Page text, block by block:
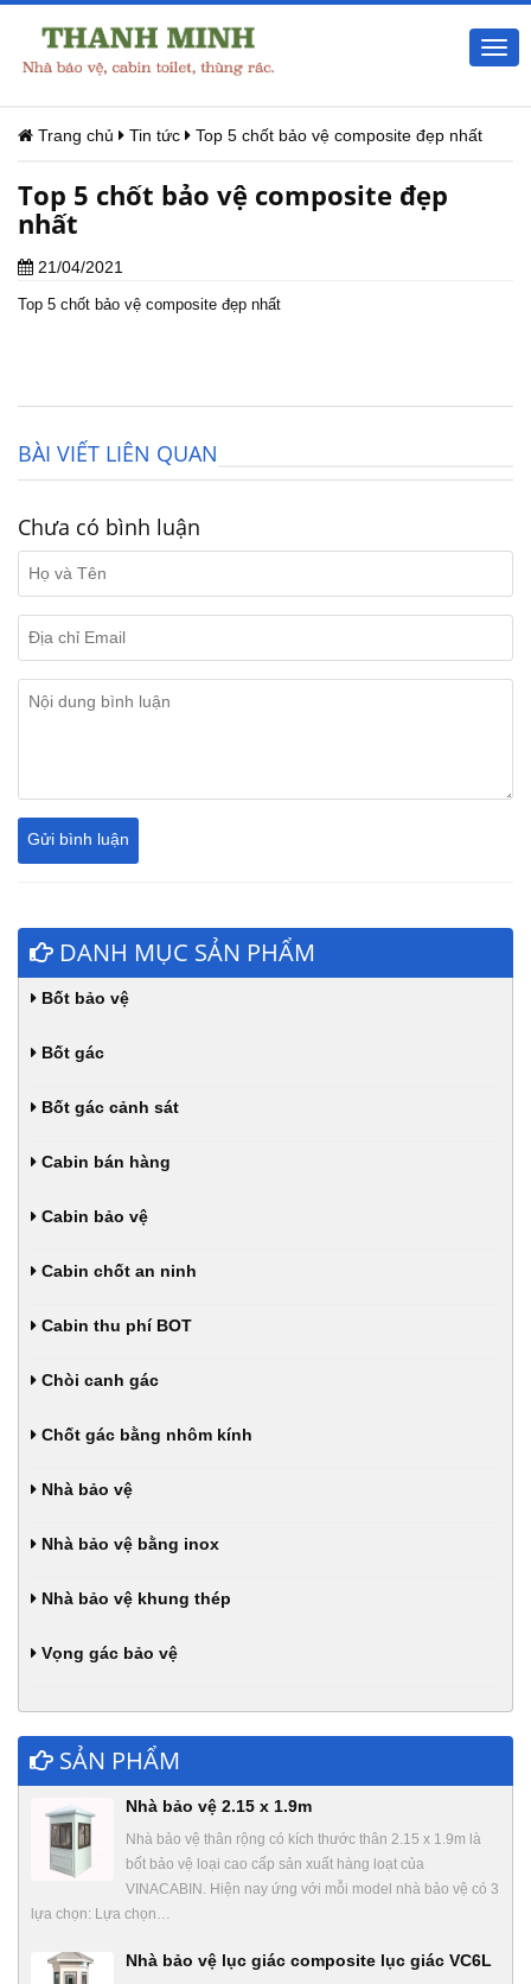
Trang chủ Tin tức Top 5 chốt bảo vệ composite đẹp nhất
Top 5 chốt bảo vệ composite đẹp
nhất
21/04/2021
Top 5 chốt bảo vệ composite đẹp nhất
BÀI VIẾT LIÊN QUAN
Chưa có bình luận
DANH MỤC SẢN PHẨM
Bốt bảo vệ
Bốt gác
Bốt gác cảnh sát
Cabin bán hàng
Cabin bảo vệ
Cabin chốt an ninh
Cabin thu phí BOT
Chòi canh gác
Chốt gác bằng nhôm kính
Nhà bảo vệ
Nhà bảo vệ bằng inox
Nhà bảo vệ khung thép
Vọng gác bảo vệ
SẢN PHẨM
Nhà bảo vệ 2.15 x 1.9m
Nhà bảo vệ thân rộng có kích thước thân 2.15 x 1.9m là
bốt bảo vệ loại cao cấp sản xuất hàng loạt của
VINACABIN. Hiện nay ứng với mỗi model nhà bảo vệ có 3
lựa chọn: Lựa chọn…
Nhà bảo vệ lục giác composite lục giác VC6L